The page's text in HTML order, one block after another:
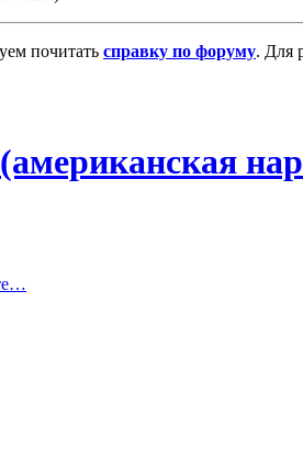
почитать справку по форуму. Для